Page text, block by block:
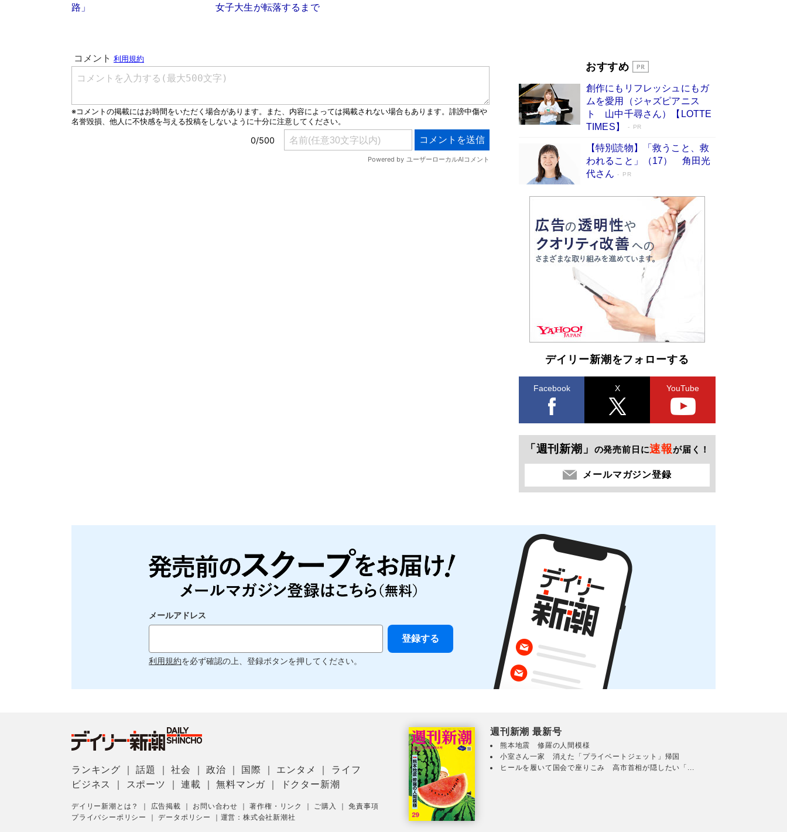
路」
女子大生が転落するまで
版には「宇宙で描かれたマンガ」も収録
友近氏、絶賛！ 鎌倉を舞台に、孤独を抱えた
人々が新たな一歩を踏み出す連作短篇集『海のほ
とりのプラネット』試し読み
Book Bang
おすすめ
創作にもリフレッシュにもガ
ムを愛用（ジャズピアニス
ト 山中千尋さん）【LOTTE
TIMES】
PR
【特別読物】「救うこと、救
われること」（17） 角田光
代さん
PR
デイリー新潮をフォローする
Facebook X YouTube
「週刊新潮」 の発売前日に速報が届く！
メールマガジン登録
メールアドレス
利用規約を必ず確認の上、登録ボタンを押してください。
ランキング ｜話題 ｜社会 ｜政治 国際 エンタメ
ライフ
ビジネス
スポーツ ｜連載 ｜無料マンガ ドクター新潮
デイリー新潮とは？ 広告掲載 お問い合わせ ｜著作権・リンク ご購入 ｜免責事項
プライバシーポリシー
｜データポリシー 運営：株式会社新潮社
週刊新潮 最新号
熊本地震 修羅の人間模様
小室さん一家 消えた「プライベートジェット」帰国
ヒールを履いて国会で座りこみ 高市首相が隠したい「...